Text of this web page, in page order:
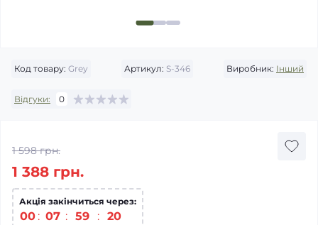
Код товару: Grey Артикул: S-346 Виробник: Інший
Відгуки: 0
1 598 грн.
1 388 грн.
Акція закінчиться через:
00 07 59 19